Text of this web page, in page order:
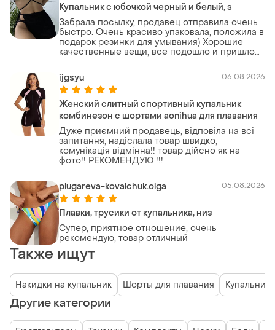
Купальник с юбочкой черный и белый, s
Забрала посылку, продавец отправила очень
быстро. Очень красиво упаковала, положила в
подарок резинки для умывания) Хорошие
качественные вещи, все подошло и пришло
ijgsyu
06.08.2026
Женский слитный спортивный купальник
комбинезон с шортами aonihua для плавания
Дуже приємний продавець, відповіла на всі
запитання, надіслала товар швидко,
комунікація відмінна!! товар дійсно як на
фото!! РЕКОМЕНДУЮ !!!
plugareva-kovalchuk.olga 05.08.2026
Плавки, трусики от купальника, низ
Супер, приятное отношение, очень
рекомендую, товар отличный
Также ищут
Накидки на купальник Шорты для плавания
Другие категории